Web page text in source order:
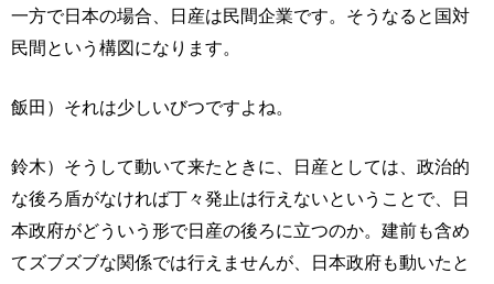
一方で日本の場合、日産は民間企業です。そうなると国対
民間という構図になります。
飯田）それは少しいびつですよね。
鈴木）そうして動いて来たときに、日産としては、政治的
な後ろ盾がなければ丁々発止は行えないということで、日
本政府がどういう形で日産の後ろに立つのか。建前も含め
てズブズブな関係では行えませんが、日本政府も動いたと